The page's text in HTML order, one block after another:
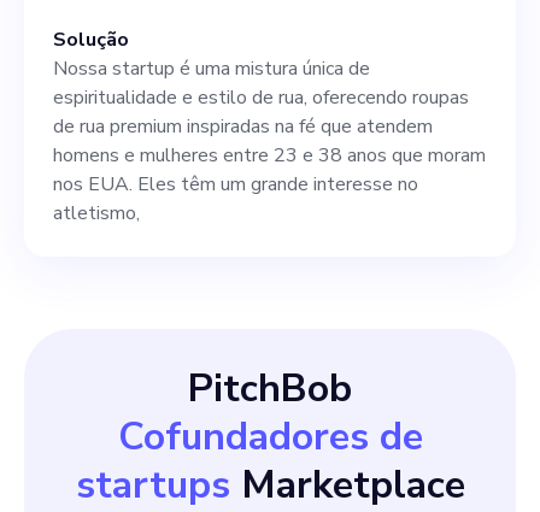
Solução
Nossa startup é uma mistura única de
espiritualidade e estilo de rua, oferecendo roupas
de rua premium inspiradas na fé que atendem
homens e mulheres entre 23 e 38 anos que moram
nos EUA. Eles têm um grande interesse no
atletismo,
PitchBob
Cofundadores de
startups Marketplace